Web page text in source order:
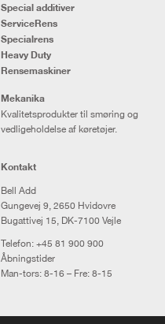
Special additiver
ServiceRens
Specialrens
Heavy Duty
Rensemaskiner
Mekanika
Kvalitetsprodukter til smøring og
vedligeholdelse af køretøjer.
Kontakt
Bell Add
Gungevej 9, 2650 Hvidovre
Bugattivej 15, DK-7100 Vejle
Telefon: +45 81 900 900
Åbningstider
Man-tors: 8-16 – Fre: 8-15